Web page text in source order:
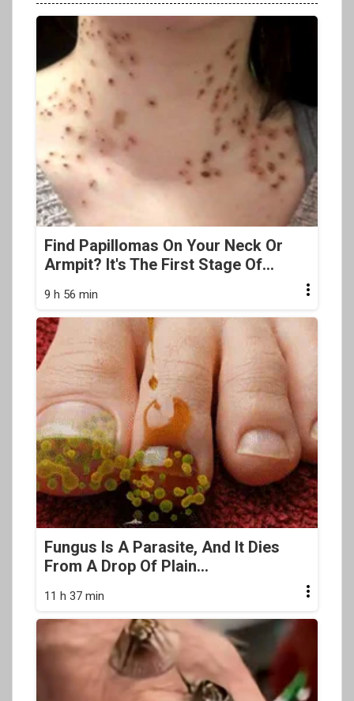
Find Papillomas On Your Neck Or
Armpit? It's The First Stage Of...
9 h 56 min
Fungus Is A Parasite, And It Dies
From A Drop Of Plain...
11 h 37 min